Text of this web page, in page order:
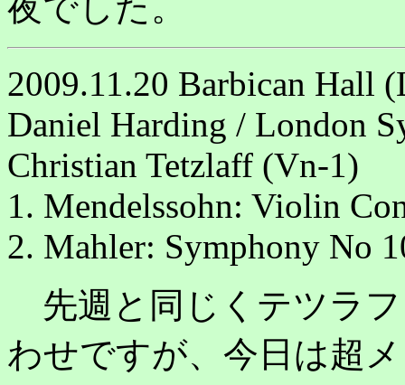
2009.11.20 Barbican Hall
Daniel Harding / London
Christian Tetzlaff (Vn-1)
1. Mendelssohn: Violin
2. Mahler: Symphony No
先週と同じくテツラ
わせですが、今日は超